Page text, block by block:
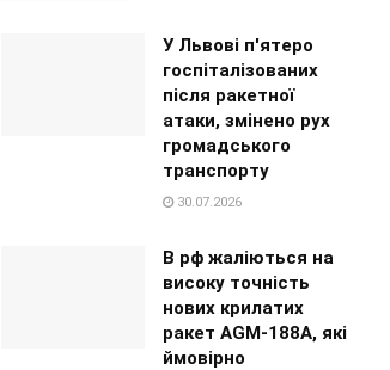
У Львові п'ятеро
госпіталізованих
після ракетної
атаки, змінено рух
громадського
транспорту
30.07.2026
В рф жаліються на
високу точність
нових крилатих
ракет AGM-188A, які
ймовірно